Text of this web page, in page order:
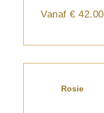
Vanaf € 42.00
Rosie